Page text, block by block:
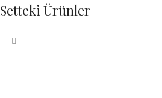
Setteki Ürünler